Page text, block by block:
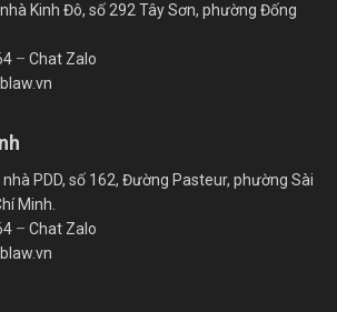
Kinh Đô, số 292 Tây Sơn, phường Đống
– Chat Zalo
PDD, số 162, Đường Pasteur, phường Sài
Minh.
– Chat Zalo